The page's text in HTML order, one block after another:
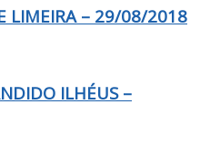
LIMEIRA – 29/08/2018
ILHÉUS –